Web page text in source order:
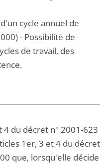
cycle annuel de
- Possibilité de
de travail, des
du décret n° 2001-623
1er, 3 et 4 du décret
que, lorsqu'elle décide